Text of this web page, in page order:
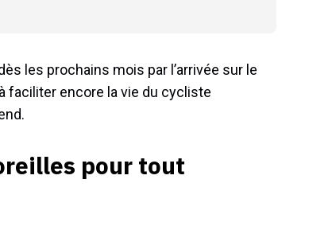
les prochains mois par l’arrivée sur le
faciliter encore la vie du cycliste
pour tout